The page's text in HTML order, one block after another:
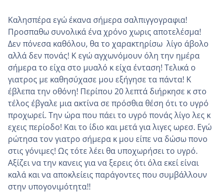
Καλησπέρα εγώ έκανα σήμερα σαλπιγγογραφια!
Προσπαθω συνολικά ένα χρόνο χωρις αποτελέσμα!
Δεν πόνεσα καθόλου, θα το χαρακτηρίσω λίγο άβολο
αλλά δεν πονάς! Κ εγώ αγχωνόμουν όλη την ημέρα
σήμερα το είχα στο μυαλό κ είχα ένταση! Τελικά ο
γιατρος με καθησύχασε μου εξήγησε τα πάντα! Κ
έβλεπα την οθόνη! Περίπου 20 λεπτά διήρκησε κ στο
τέλος έβγαλε μια ακτίνα σε πρόσθια θέση ότι το υγρό
προχωρεί. Την ώρα που πάει το υγρό πονάς λίγο λες κ
εχεις περίοδο! Και το ίδιο και μετά για λιγες ωρεσ. Εγώ
ρώτησα τον γιατρο σήμερα κ μου είπε να δώσω πονο
στις γόνιμες! Ως τότε λέει θα υποχωρήσει το υγρό.
Αξίζει να την κανεις για να ξερεις ότι όλα εκεί είναι
καλά και να αποκλείεις παράγοντες που συμβάλλουν
στην υπογονιμότητα!!